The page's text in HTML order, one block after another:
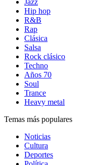
Jazz
Hip hop
R&B
Rap
Clásica
Salsa
Rock clásico
Techno
Años 70
Soul
Trance
Heavy metal
Temas más populares
Noticias
Cultura
Deportes